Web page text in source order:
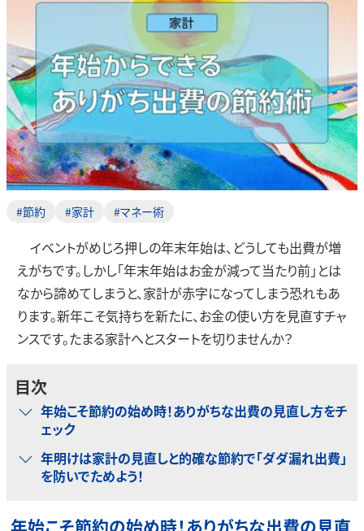
#節約 #家計 #マネー術
イベントがめじろ押しの年末年始は、どうしても出費が増
えがちです。しかし「年末年始はお金が減って当たり前」とは
なから諦めてしまうと、家計が赤字になってしまう恐れもあ
ります。新年こそ気持ちを新たに、お金の使い方を見直すチャ
ンスです。たまる家計へとスタートを切りませんか？
目次
年始こそ節約の始め時！ありがちな出費の見直し方をチ
ェック
年明けは家計の見直しと的確な節約で「ダダ漏れ出費」
を防いでためよう！